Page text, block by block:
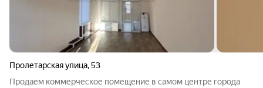
Пролетарская улица,53
Продаем коммерческое помещение в самом центре города